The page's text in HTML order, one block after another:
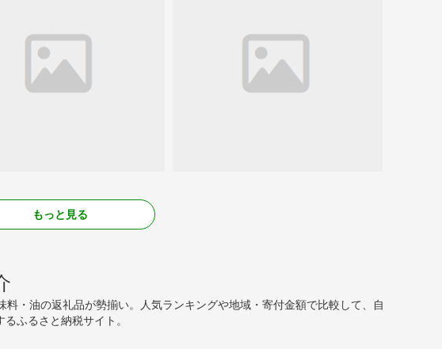
もっと見る
・油の返礼品が勢揃い。人気ランキングや地域・寄付金額で比較して、自
ふるさと納税サイト。